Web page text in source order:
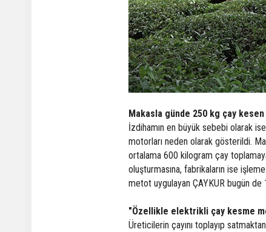
Makasla günde 250 kg çay
İzdihamın en büyük sebebi olarak
motorları neden olarak gösterildi.
ortalama 600 kilogram çay
oluşturmasına, fabrikaların ise
metot uygulayan ÇAYKUR bugün
"Özellikle elektrikli çay kesme
Üreticilerin çayını toplayıp